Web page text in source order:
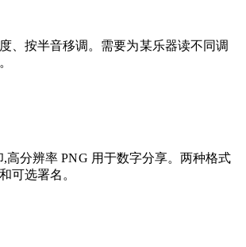
、按半音移调。需要为某乐器读不同调
,高分辨率 PNG 用于数字分享。两种格式
可选署名。